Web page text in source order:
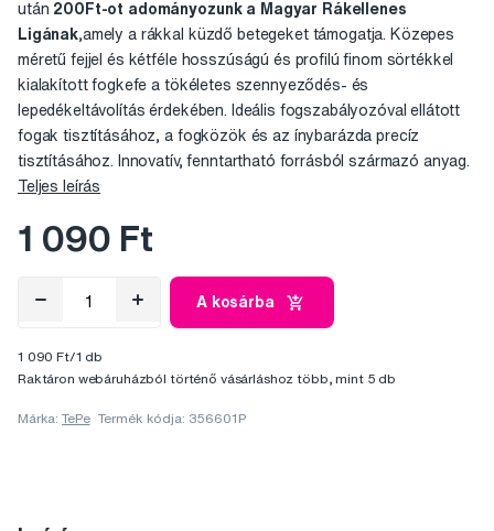
után 200Ft-ot adományozunk a Magyar Rákellenes
Ligának,amely a rákkal küzdő betegeket támogatja. Közepes
méretű fejjel és kétféle hosszúságú és profilú finom sörtékkel
kialakított fogkefe a tökéletes szennyeződés- és
lepedékeltávolítás érdekében. Ideális fogszabályozóval ellátott
fogak tisztításához, a fogközök és az ínybarázda precíz
tisztításához. Innovatív, fenntartható forrásból származó anyag.
Teljes leírás
1 090 Ft
A kosárba
1 090 Ft/1 db
Raktáron webáruházból történő vásárláshoz több, mint 5 db
Márka:TePe Termék kódja: 356601P